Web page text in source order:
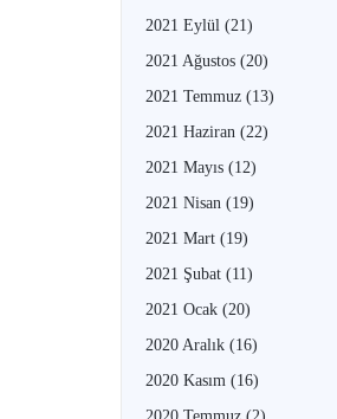
2021 Eylül (21)
2021 Ağustos (20)
2021 Temmuz (13)
2021 Haziran (22)
2021 Mayıs (12)
2021 Nisan (19)
2021 Mart (19)
2021 Şubat (11)
2021 Ocak (20)
2020 Aralık (16)
2020 Kasım (16)